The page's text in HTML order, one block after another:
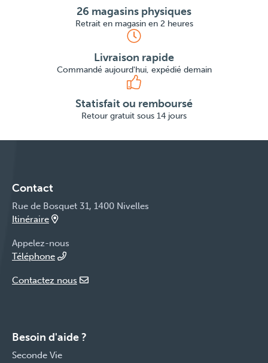
26 magasins physiques
Retrait en magasin en 2 heures
Livraison rapide
Commandé aujourd'hui, expédié demain
Statisfait ou remboursé
Retour gratuit sous 14 jours
Contact
Rue de Bosquet 31, 1400 Nivelles
Itinéraire
Appelez-nous
Téléphone
Contactez nous
Besoin d'aide ?
Seconde Vie